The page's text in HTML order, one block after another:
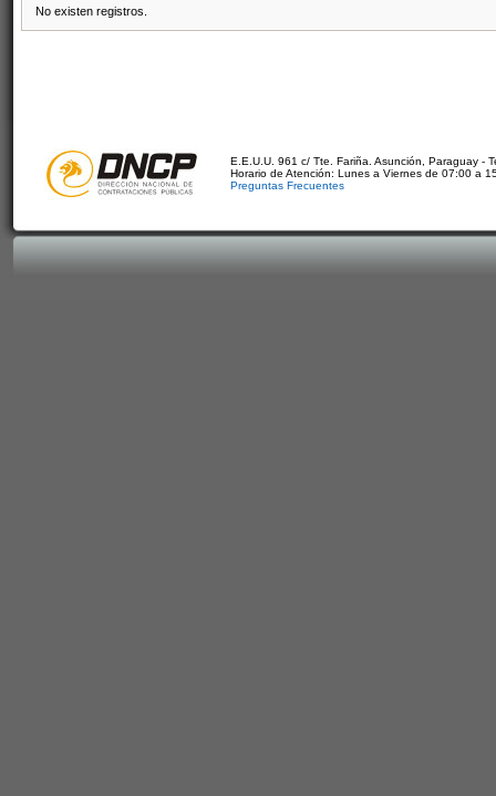
No existen registros.
E.E.U.U. 961 c/ Tte. Fariña. Asunción, Paraguay -
Horario de Atención: Lunes a Viernes de 07:00 a
Preguntas Frecuentes